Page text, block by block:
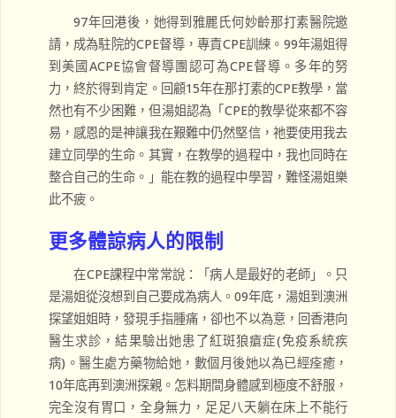
97年回港後，她得到雅麗氏何妙齡那打素醫院邀
請，成為駐院的CPE督導，專責CPE訓練。99年湯姐得
到美國ACPE協會督導團認可為CPE督導。多年的努
力，終於得到肯定。回顧15年在那打素的CPE教學，當
然也有不少困難，但湯姐認為「CPE的教學從來都不容
易，感恩的是神讓我在艱難中仍然堅信，祂要使用我去
建立同學的生命。其實，在教學的過程中，我也同時在
整合自己的生命。」能在教的過程中學習，難怪湯姐樂
此不疲。
更多體諒病人的限制
在CPE課程中常常說：「病人是最好的老師」。只
是湯姐從沒想到自己要成為病人。09年底，湯姐到澳洲
探望姐姐時，發現手指腫痛，卻也不以為意，回香港向
醫生求診，結果驗出她患了紅斑狼瘡症(免疫系統疾
病)。醫生處方藥物給她，數個月後她以為已經痊癒，
10年底再到澳洲探親。怎料期間身體感到極度不舒服，
完全沒有胃口，全身無力，足足八天躺在床上不能行